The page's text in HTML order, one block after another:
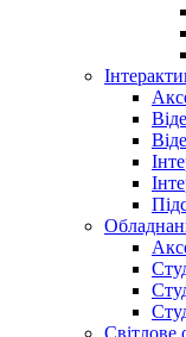
Світлове